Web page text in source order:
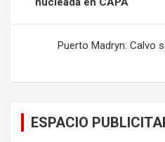
o
p
p
entradas
Puerto Madryn: Calvo
ESPACIO